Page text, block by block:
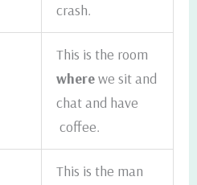
crash.
This is the room
wherewe sit and
chat and have
coffee.
This is the man